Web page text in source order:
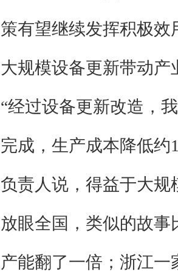
有望继续发挥积极效
大规模设备更新带动产
“经过设备更新改造，
成，生产成本降低约
责人说，得益于大
放眼全国，类似的故
能翻了一倍；浙江